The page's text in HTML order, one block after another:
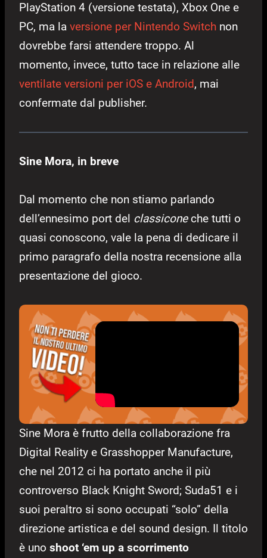
PlayStation 4 (versione testata), Xbox One e
PC, ma la versione per Nintendo Switch non
dovrebbe farsi attendere troppo. Al
momento, invece, tutto tace in relazione alle
ventilate versioni per iOS e Android, mai
confermate dal publisher.
Sine Mora, in breve
Dal momento che non stiamo parlando
dell’ennesimo port del classiconeche tutti o
quasi conoscono, vale la pena di dedicare il
primo paragrafo della nostra recensione alla
presentazione del gioco.
Sine Mora è frutto della collaborazione fra
Digital Reality e Grasshopper Manufacture,
che nel 2012 ci ha portato anche il più
controverso Black Knight Sword; Suda51 e i
suoi peraltro si sono occupati “solo” della
direzione artistica e del sound design. Il titolo
è uno shoot ‘em up a scorrimento